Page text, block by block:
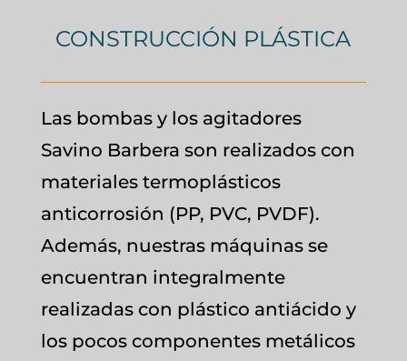
CONSTRUCCIÓN PLÁSTICA
Las bombas y los agitadores
Savino Barbera son realizados con
materiales termoplásticos
anticorrosión (PP, PVC, PVDF).
Además, nuestras máquinas se
encuentran integralmente
realizadas con plástico antiácido y
los pocos componentes metálicos